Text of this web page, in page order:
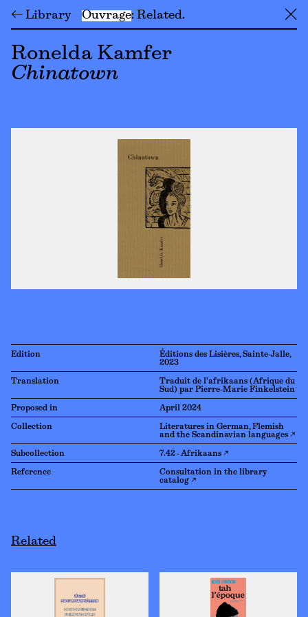
← Library Ouvrage Related ╳
Ronelda Kamfer
Chinatown
Edition
Éditions des Lisières, Sainte-Jalle,
2023
Translation
Traduit de l'afrikaans (Afrique du
Sud) par Pierre-Marie Finkelstein
Proposed in April 2024
Collection
Literatures in German, Flemish
and the Scandinavian languages ↗
Subcollection 7.42 - Afrikaans ↗
Reference
Consultation in the library
catalog ↗
Related